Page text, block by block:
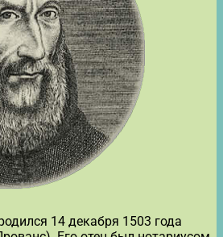
14 декабря 1503 года